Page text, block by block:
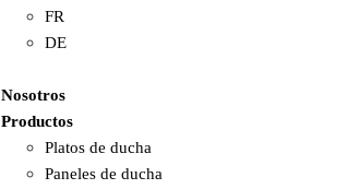
FR
DE
Nosotros
Productos
Platos de ducha
Paneles de ducha